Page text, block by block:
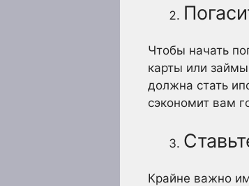
Чтобы начать
карты или
должна стать
сэкономит вам
Крайне важно